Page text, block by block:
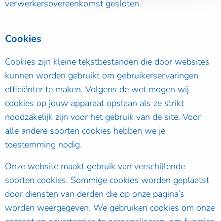
verwerkersovereenkomst gesloten.
Cookies
Cookies zijn kleine tekstbestanden die door websites
kunnen worden gebruikt om gebruikerservaringen
efficiënter te maken. Volgens de wet mogen wij
cookies op jouw apparaat opslaan als ze strikt
noodzakelijk zijn voor het gebruik van de site. Voor
alle andere soorten cookies hebben we je
toestemming nodig.
Onze website maakt gebruik van verschillende
soorten cookies. Sommige cookies worden geplaatst
door diensten van derden die op onze pagina’s
worden weergegeven. We gebruiken cookies om onze